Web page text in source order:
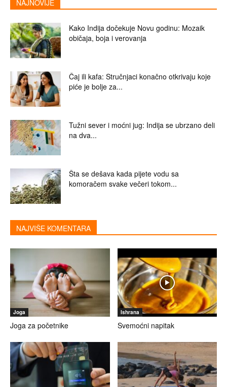
NAJNOVIJE
Kako Indija dočekuje Novu godinu: Mozaik
običaja, boja i verovanja
Čaj ili kafa: Stručnjaci konačno otkrivaju koje
piće je bolje za...
Tužni sever i moćni jug: Indija se ubrzano deli
na dva...
Šta se dešava kada pijete vodu sa
komoračem svake večeri tokom...
NAJVIŠE KOMENTARA
Joga
Joga za početnike
Ishrana
Svemoćni napitak